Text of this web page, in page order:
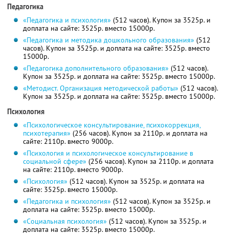
Педагогика
«Педагогика и психология» (512 часов). Купон за 3525р. и
доплата на сайте: 3525р. вместо 15000р.
«Педагогика и методика дошкольного образования» (512
часов). Купон за 3525р. и доплата на сайте: 3525р. вместо
15000р.
«Педагогика дополнительного образования» (512 часов).
Купон за 3525р. и доплата на сайте: 3525р. вместо 15000р.
«Методист. Организация методической работы» (512 часов).
Купон за 3525р. и доплата на сайте: 3525р. вместо 15000р.
Психология
«Психологическое консультирование, психокоррекция,
психотерапия» (256 часов). Купон за 2110р. и доплата на
сайте: 2110р. вместо 9000р.
«Психология и психологическое консультирование в
социальной сфере» (256 часов). Купон за 2110р. и доплата
на сайте: 2110р. вместо 9000р.
«Психология» (512 часов). Купон за 3525р. и доплата на
сайте: 3525р. вместо 15000р.
«Педагогика и психология» (512 часов). Купон за 3525р. и
доплата на сайте: 3525р. вместо 15000р.
«Социальная психология» (512 часов). Купон за 3525р. и
доплата на сайте: 3525р. вместо 15000р.